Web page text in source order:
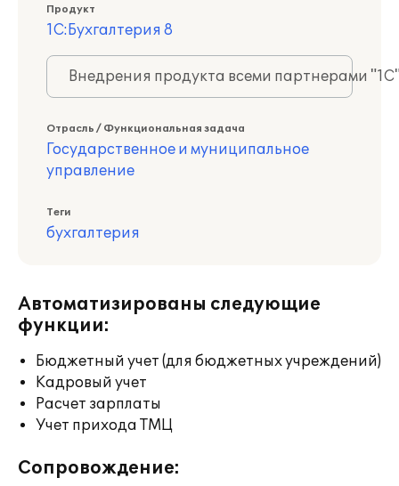
Продукт
1С:Бухгалтерия 8
Внедрения продукта всеми партнерами
Отрасль / Функциональная задача
Государственное и муниципальное
управление
Теги
бухгалтерия
Автоматизированы следующие
функции:
Бюджетный учет (для бюджетных учреждений)
Кадровый учет
Расчет зарплаты
Учет прихода ТМЦ
Сопровождение: